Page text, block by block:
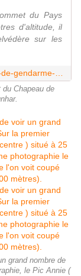
du Pays
d'altitude, il
sur les
Chapeau de
grand nombre de
le Pic Annie (